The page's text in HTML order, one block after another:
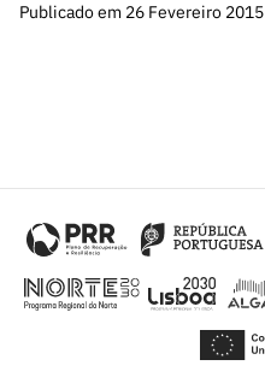
Publicado em 26 Fevereiro 2015